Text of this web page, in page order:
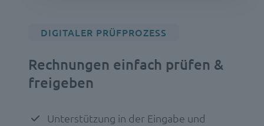
DIGITALER PRÜFPROZESS
Rechnungen einfach prüfen &
freigeben
Unterstützung in der Eingabe und